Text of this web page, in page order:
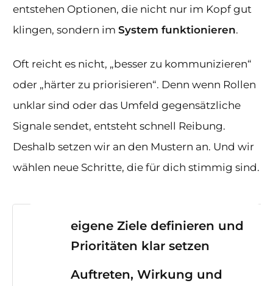
entstehen Optionen, die nicht nur im Kopf gut
klingen, sondern im System funktionieren.
Oft reicht es nicht, „besser zu kommunizieren“
oder „härter zu priorisieren“. Denn wenn Rollen
unklar sind oder das Umfeld gegensätzliche
Signale sendet, entsteht schnell Reibung.
Deshalb setzen wir an den Mustern an. Und wir
wählen neue Schritte, die für dich stimmig sind.
eigene Ziele definieren und
Prioritäten klar setzen
Auftreten, Wirkung und